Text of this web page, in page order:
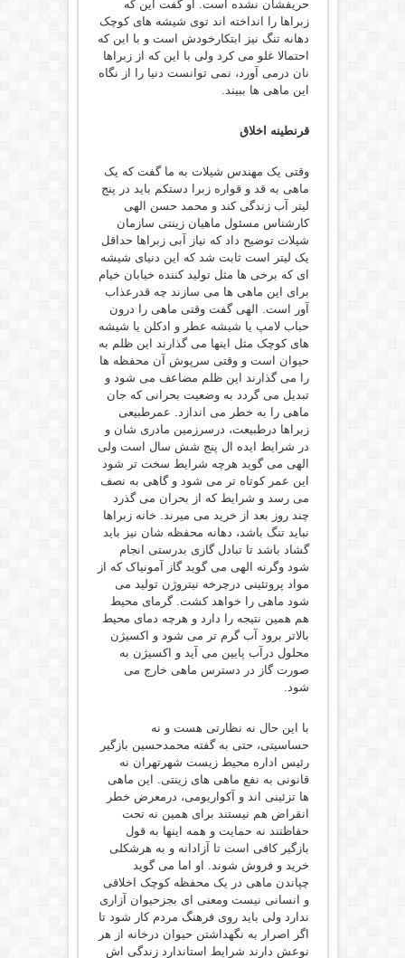
حریفشان نشده است. او گفت این که
زبراها را انداخته اند توی شیشه های کوچک
دهانه تنگ نیز ابتکارخودش است و با این که
احتمالا غلو می کرد ولی با این که از زبراها
نان درمی آورد، نمی توانست دنیا را از نگاه
این ماهی ها ببیند.
قرنطینه اخلاق
وقتی یک مهندس شیلات به ما گفت که یک
ماهی به قد و قواره زبرا دستکم باید در پنج
لیتر آب زندگی کند و محمد حسن الهی
کارشناس مسئول ماهیان زینتی سازمان
شیلات توضیح داد که نیاز آبی زبراها حداقل
یک لیتر است ثابت شد که این دنیای شیشه
ای که برخی ها مثل تولید کننده خیابان خیام
برای این ماهی ها می سازند چه قدرعذاب
آور است. الهی گفت وقتی ماهی را درون
حباب لامپ یا شیشه عطر و ادکلن یا شیشه
های کوچک مثل اینها می گذارند این ظلم به
حیوان است و وقتی سرپوش آن محفظه ها
را می گذارند این ظلم مضاعف می شود و
تبدیل می گردد به وضعیت بحرانی که جان
ماهی را به خطر می اندازد. عمرطبیعی
زبراها درطبیعت، درسرزمین مادری شان و
در شرایط ایده ال پنج شش سال است ولی
الهی می گوید هرچه شرایط سخت تر شود
این عمر کوتاه تر می شود و گاهی به نصف
می رسد و شرایط که از بحران می گذرد
چند روز بعد از خرید می میرند. خانه زبراها
نباید تنگ باشد، دهانه محفظه شان نیز باید
گشاد باشد تا تبادل گازی بدرستی انجام
شود وگرنه الهی می گوید گاز آمونیاک که از
مواد پروتئینی درچرخه نیتروژن تولید می
شود ماهی را خواهد کشت. گرمای محیط
هم همین نتیجه را دارد و هرچه دمای محیط
بالاتر برود‌ آب گرم تر می شود و اکسیژن
محلول درآب پایین می آید و اکسیژن به
صورت گاز در دسترس ماهی خارج می
شود.
با این حال نه نظارتی هست و نه
حساسیتی، حتی به گفته محمدحسین بازگیر
رئیس اداره محیط زیست شهرتهران نه
قانونی به نفع ماهی های زینتی. این ماهی
ها تزئینی اند و آکواریومی، درمعرض خطر
انقراض هم نیستند برای همین نه تحت
حفاظتند نه حمایت و همه اینها به قول
بازگیر کافی است تا آزادانه و به هرشکلی
خرید و فروش شوند. او اما می گوید
چپاندن ماهی در یک محفظه کوچک اخلاقی
و انسانی نیست ومعنی ای بجزحیوان آزاری
ندارد ولی باید روی فرهنگ مردم کار شود تا
اگر اصرار به نگهداشتن حیوان درخانه از هر
نوعش دارند شرایط استاندارد زندگی اش